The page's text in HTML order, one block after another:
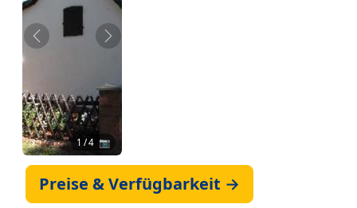
Zurück Weiter
1 / 4 📷
Preise & Verfügbarkeit →